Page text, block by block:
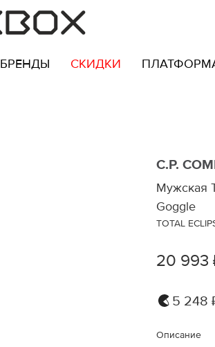
БРЕНДЫ СКИДКИ
C.P.
Мужская
Goggle
TOTAL
20 993
5 248
Описание